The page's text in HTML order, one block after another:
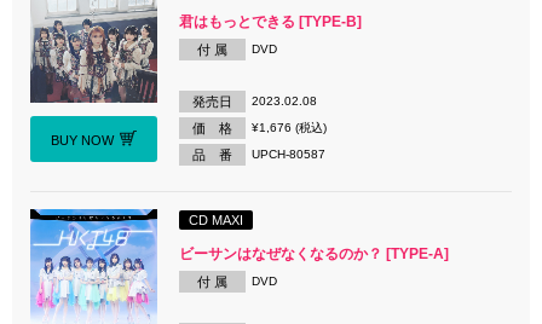
BUY NOW
君はもっとできる [TYPE-B]
付 属 DVD
発売日 2023.02.08
価 格 ¥1,676 (税込)
品 番 UPCH-80587
CD MAXI
ビーサンはなぜなくなるのか？ [TYPE-A]
付 属 DVD